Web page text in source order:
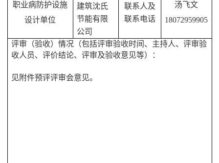
职业病防护设施
设计单位
建筑沈氏
节能有限
公司
联系人及
联系电话
汤飞文
18072959905
评审（验收）情况（包括评审验收时间、主持人、评审验
收人员、评价结论、评审及验收意见等）：
见附件预评评审会意见。